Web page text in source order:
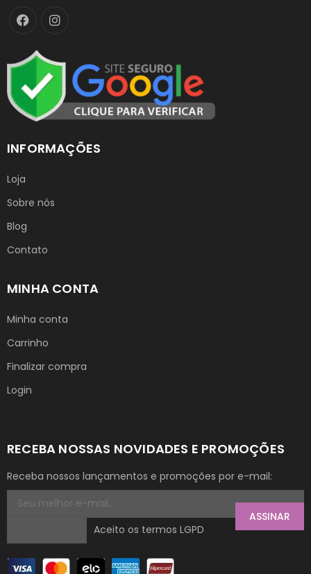
INFORMAÇÕES
Loja
Sobre nós
Blog
Contato
MINHA CONTA
Minha conta
Carrinho
Finalizar compra
Login
RECEBA NOSSAS NOVIDADES E PROMOÇÕES
Receba nossos lançamentos e promoções por e-mail:
ASSINAR
Aceito os termos LGPD